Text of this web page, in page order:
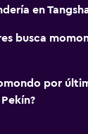
en
busca
por